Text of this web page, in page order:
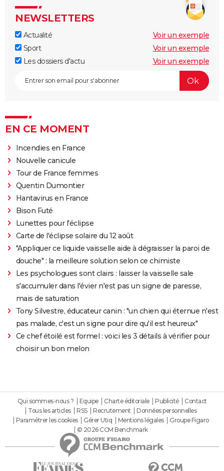
NEWSLETTERS
Actualité
Voir un exemple
Sport
Voir un exemple
Les dossiers d'actu
Voir un exemple
EN CE MOMENT
Incendies en France
Nouvelle canicule
Tour de France femmes
Quentin Dumontier
Hantavirus en France
Bison Futé
Lunettes pour l'éclipse
Carte de l'éclipse solaire du 12 août
"Appliquer ce liquide vaisselle aide à dégraisser la paroi de
douche" : la meilleure solution selon ce chimiste
Les psychologues sont clairs : laisser la vaisselle sale
s'accumuler dans l'évier n'est pas un signe de paresse,
mais de saturation
Tony Silvestre, éducateur canin : "un chien qui éternue n'est
pas malade, c'est un signe pour dire qu'il est heureux"
Ce chef étoilé est formel : voici les 3 détails à vérifier pour
choisir un bon melon
Qui sommes-nous ? Equipe Charte éditoriale Publicité
Contact
Tous les articles
RSS Recrutement
Données personnelles
Paramétrer les cookies
Gérer Utiq Mentions légales
Groupe Figaro
© 2026 CCM Benchmark